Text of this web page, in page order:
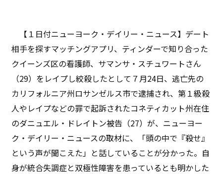
【１日付ニューヨーク・デイリー・ニュース】デート
相手を探すマッチングアプリ、ティンダーで知り合った
クイーンズ区の看護師、サマンサ・スチュワートさん
（29）をレイプし絞殺したとして７月24日、逃亡先の
カリフォルニア州ロサンゼルス市で逮捕され、第１級殺
人やレイプなどの罪で起訴されたコネティカット州在住
のダニュエル・ドレイトン被告（27）が、ニューヨー
ク・デイリー・ニュースの取材に、「頭の中で『殺せ』
という声が聞こえた」と話していることが分かった。自
身が統合失調症と双極性障害を患っているとも明かした